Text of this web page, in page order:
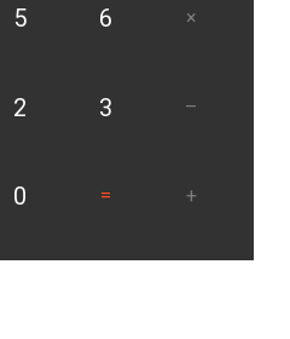
5 6 ×
2 3 –
0 = +